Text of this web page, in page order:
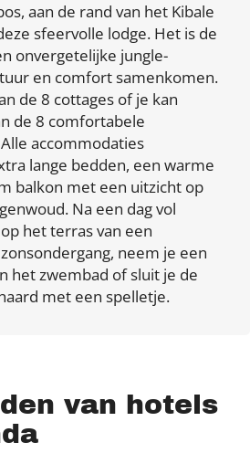
aan de rand van het Kibale
sfeervolle lodge. Het is de
onvergetelijke jungle-
en comfort samenkomen.
de 8 cottages of je kan
de 8 comfortabele
accommodaties
lange bedden, een warme
balkon met een uitzicht op
Na een dag vol
het terras van een
neem je een
het zwembad of sluit je de
met een spelletje.
van hotels